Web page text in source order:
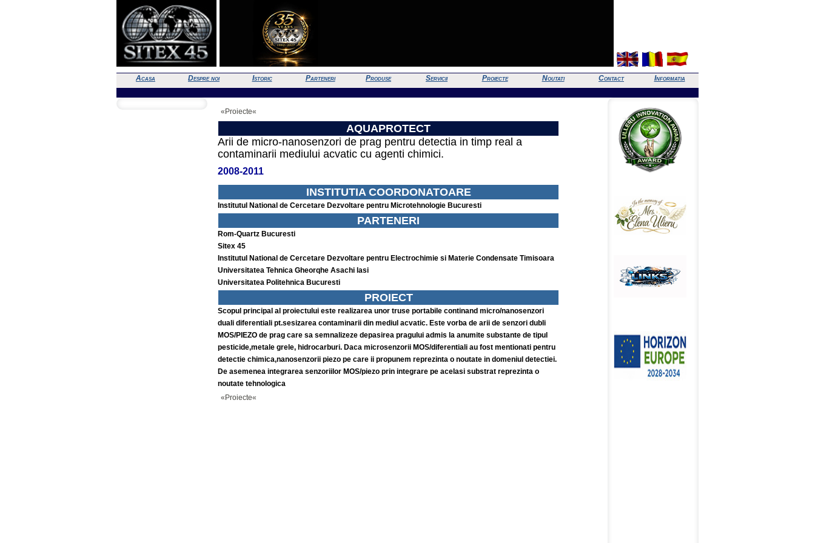
Acasa Despre noi Istoric Parteneri Produse Servicii Proiecte Noutati Contact Informatia
«Proiecte«
AQUAPROTECT
Arii de micro-nanosenzori de prag pentru detectia in timp real a
contaminarii mediului acvatic cu agenti chimici.
2008-2011
INSTITUTIA COORDONATOARE
Institutul National de Cercetare Dezvoltare pentru Microtehnologie Bucuresti
PARTENERI
Rom-Quartz Bucuresti
Sitex 45
Institutul National de Cercetare Dezvoltare pentru Electrochimie si Materie Condensate Timisoara
Universitatea Tehnica Gheorqhe Asachi lasi
Universitatea Politehnica Bucuresti
PROIECT
Scopul principal al proiectului este realizarea unor truse portabile continand micro/nanosenzori
duali diferentiali pt.sesizarea contaminarii din mediul acvatic. Este vorba de arii de senzori dubli
MOS/PIEZO de prag care sa semnalizeze depasirea pragului admis la anumite substante de tipul
pesticide,metale grele, hidrocarburi. Daca microsenzorii MOS/diferentiali au fost mentionati pentru
detectie chimica,nanosenzorii piezo pe care ii propunem reprezinta o noutate in domeniul detectiei.
De asemenea integrarea senzoriilor MOS/piezo prin integrare pe acelasi substrat reprezinta o
noutate tehnologica
«Proiecte«